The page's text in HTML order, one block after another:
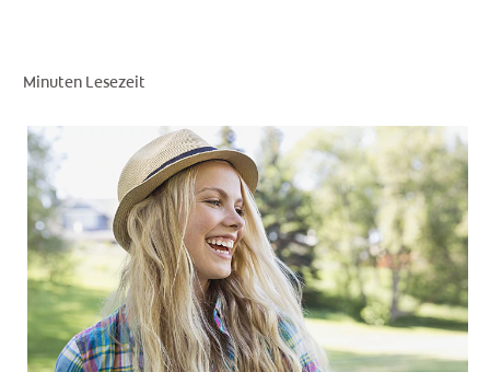
COLGATE® MARKENSHOP
AT (DE)
Minuten Lesezeit